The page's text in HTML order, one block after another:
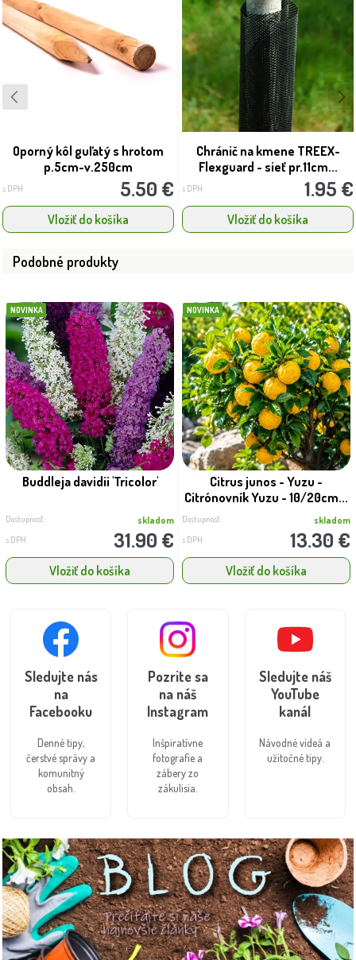
Oporný kôl guľatý s hrotom
p.5cm-v.250cm
s DPH 5.50 €
Vložiť do košíka
Chránič na kmene TREEX-
Flexguard - sieť pr.11cm...
s DPH 1.95 €
Vložiť do košíka
Podobné produkty
NOVINKA
Buddleja davidii 'Tricolor'
Dostupnosť: skladom
s DPH 31.90 €
Vložiť do košíka
NOVINKA
Citrus junos - Yuzu -
Citrónovník Yuzu - 10/20cm...
Dostupnosť: skladom
s DPH 13.30 €
Vložiť do košíka
Sledujte nás
na
Facebooku
Denné tipy,
čerstvé správy a
komunitný
obsah.
Pozrite sa
na náš
Instagram
Inšpiratívne
fotografie a
zábery zo
zákulisia.
Sledujte náš
YouTube
kanál
Návodné videá a
užitočné tipy.